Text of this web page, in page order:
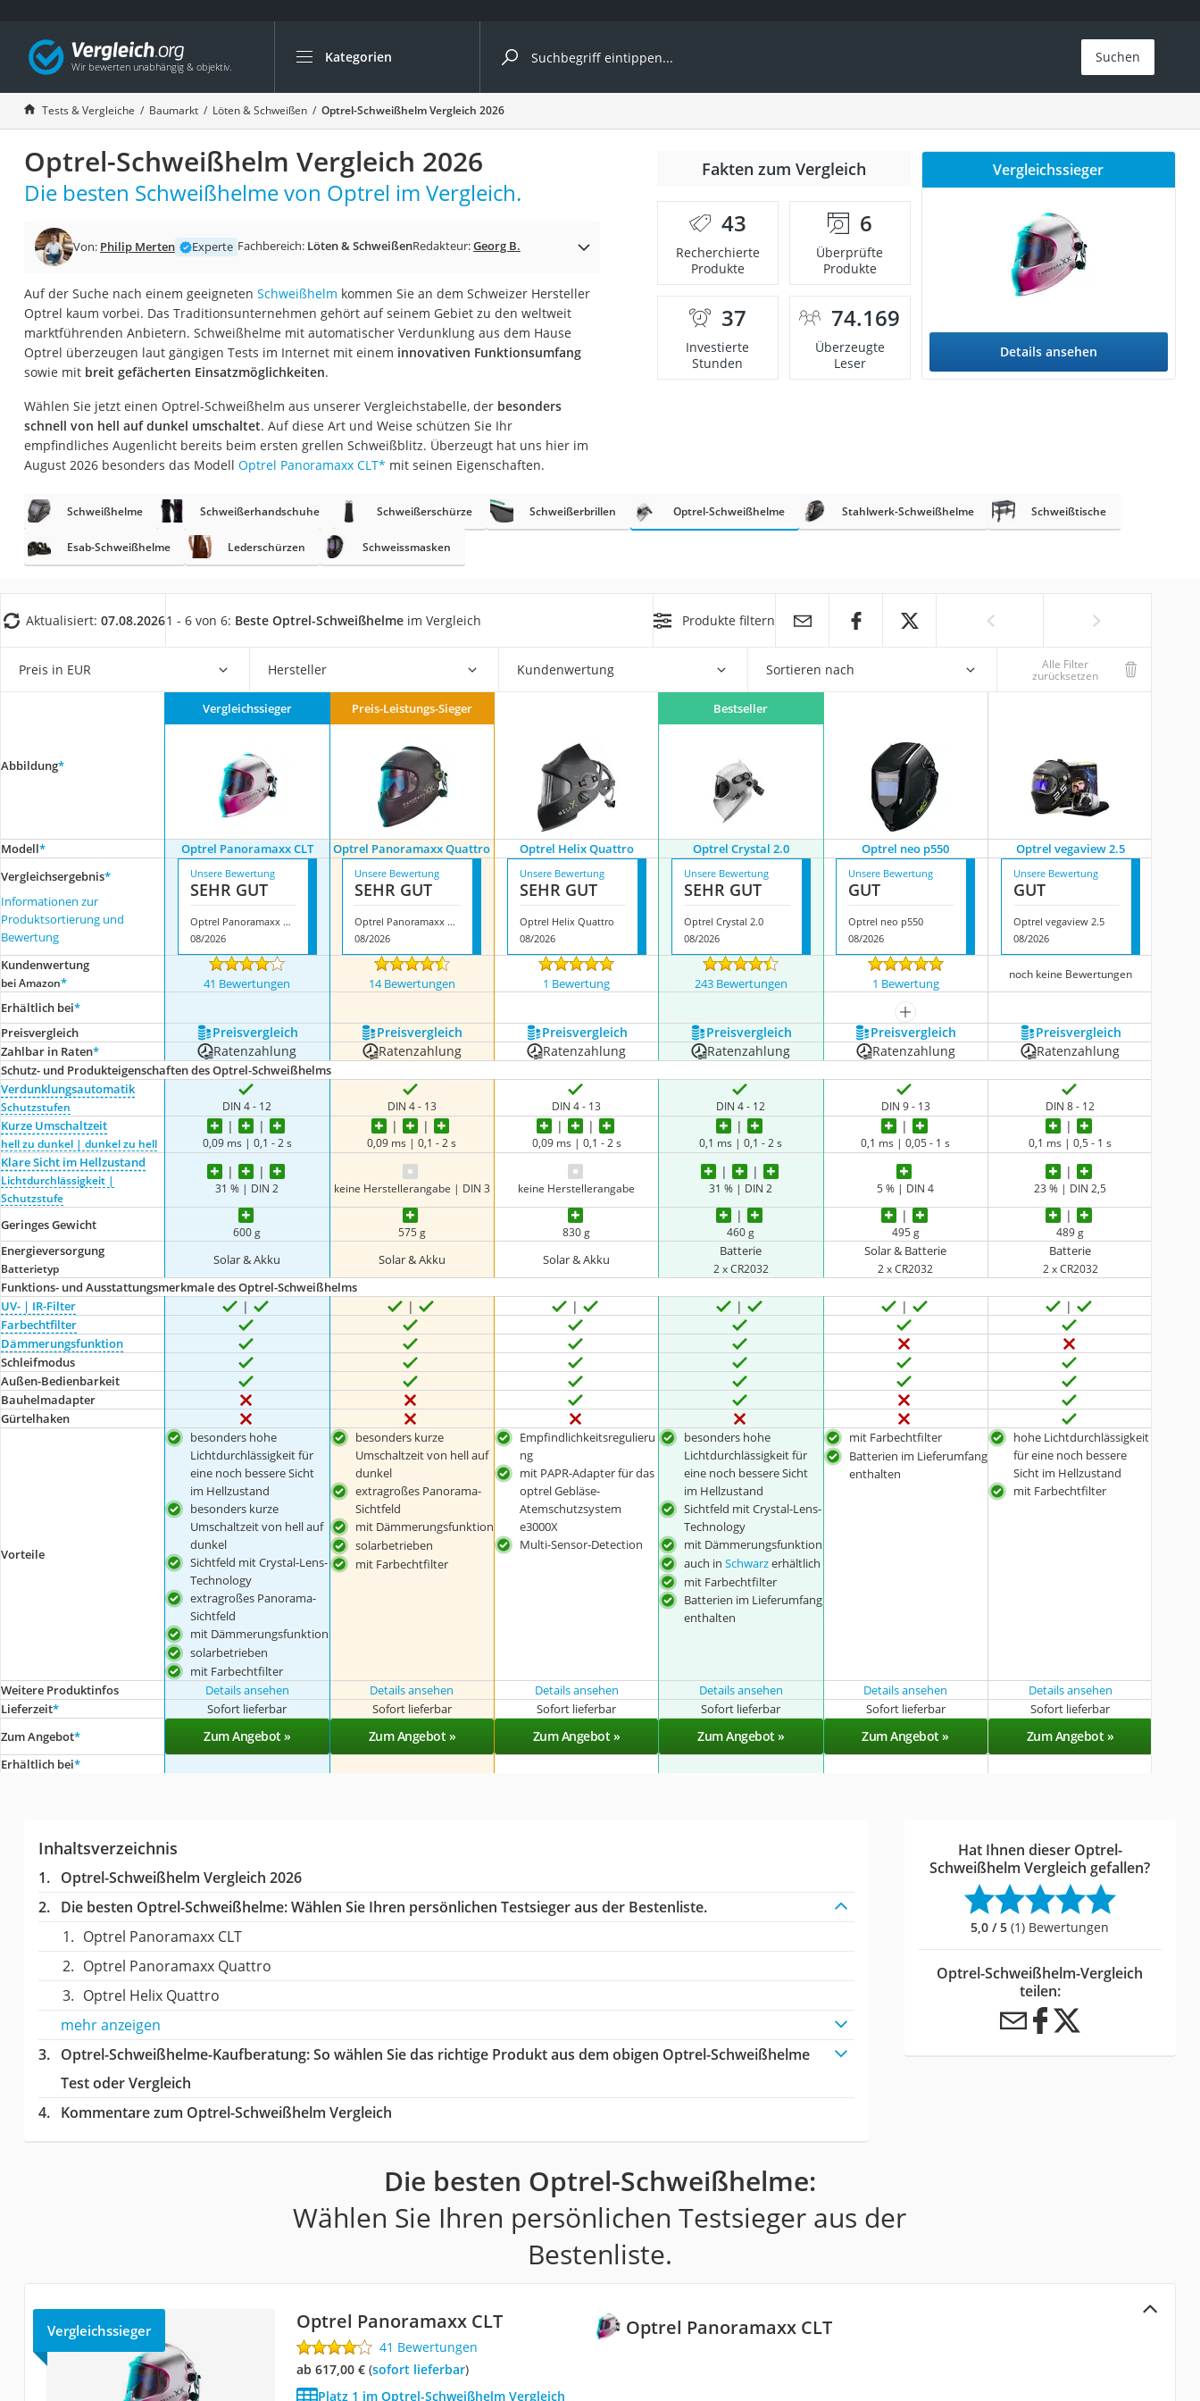
Kategorien
Die beliebtesten Vergleiche nach Kategorie
Baumarkt
Tresor feuerfest
Makita-Akku-Rasenmäher
Kappsäge
Smartes Türschloss
Akku-Rasentrimmer
Split-Klimaanlage 2 Innengeräte
Pelletofen
Bohrmaschine
Fliesenschneider
Hochdruckreiniger
Doppelschleifer
Überwachungskamera
Benzinrasenmäher mit Elektrostart
Akku-Laubsauger
Multimeter
Gasdurchlauferhitzer
Service
Suchen
Tests & Vergleiche Baumarkt Löten & Schweißen Optrel-Schweißhelm Vergleich 2026
Optrel-Schweißhelm Vergleich 2026
Die besten Schweißhelme von Optrel im Vergleich.
Von: Philip Merten Experte Fachbereich: Löten & SchweißenRedakteur:Georg B.
Auf der Suche nach einem geeigneten Schweißhelm kommen Sie an dem Schweizer Hersteller
Optrel kaum vorbei. Das Traditionsunternehmen gehört auf seinem Gebiet zu den weltweit
marktführenden Anbietern. Schweißhelme mit automatischer Verdunklung aus dem Hause
Optrel überzeugen laut gängigen Tests im Internet mit einem innovativen Funktionsumfang
sowie mit breit gefächerten Einsatzmöglichkeiten.
Wählen Sie jetzt einen Optrel-Schweißhelm aus unserer Vergleichstabelle, der besonders
schnell von hell auf dunkel umschaltet. Auf diese Art und Weise schützen Sie Ihr
empfindliches Augenlicht bereits beim ersten grellen Schweißblitz. Überzeugt hat uns hier im
August 2026 besonders das Modell Optrel Panoramaxx CLT* mit seinen Eigenschaften.
Fakten zum Vergleich
43
Recherchierte
Produkte
6
Überprüfte
Produkte
37
Investierte
Stunden
74.169
Überzeugte
Leser
Vergleichssieger
Details ansehen
Schweißhelme Schweißerhandschuhe Schweißerschürze Schweißerbrillen Optrel-Schweißhelme Stahlwerk-Schweißhelme Schweißtische
Esab-Schweißhelme Lederschürzen Schweissmasken
Aktualisiert: 07.08.20261 - 6 von 6: Beste Optrel-Schweißhelme im Vergleich Produkte filtern
Preis in EUR Hersteller Kundenwertung Sortieren nach Alle Filter
zurücksetzen
Abbildung*
Vergleichssieger Preis-Leistungs-Sieger Bestseller
Modell* Optrel Panoramaxx CLT Optrel Panoramaxx Quattro Optrel Helix Quattro Optrel Crystal 2.0 Optrel neo p550
Optrel vegaview 2.5
Vergleichsergebnis*
Informationen zur
Produktsortierung und
Bewertung
Unsere Bewertung
SEHR GUT
Optrel Panoramaxx CLT
08/2026
Unsere Bewertung
SEHR GUT
Optrel Panoramaxx Quattro
08/2026
Unsere Bewertung
SEHR GUT
Optrel Helix Quattro
08/2026
Unsere Bewertung
SEHR GUT
Optrel Crystal 2.0
08/2026
Unsere Bewertung
GUT
Optrel neo p550
08/2026
Unsere Bewertung
GUT
Optrel vegaview 2.5
08/2026
Kundenwertung
bei Amazon* 41 Bewertungen 14 Bewertungen 1 Bewertung 243 Bewertungen 1 Bewertung
noch keine Bewertungen
Erhältlich bei*
mehr anzeigen
Preis­vergleich
Preis­vergleich Preis­vergleich Preis­vergleich Preis­vergleich Preis­vergleich Preis­vergleich
Zahlbar in Raten* Ratenzahlung Ratenzahlung Ratenzahlung Ratenzahlung Ratenzahlung Ratenzahlung
Schutz- und Produkteigenschaften des Optrel-Schweißhelms
Verdunklungsautomatik
Schutzstufen DIN 4 - 12 DIN 4 - 13 DIN 4 - 13 DIN 4 - 12 DIN 9 - 13 DIN 8 - 12
Kurze Umschaltzeit
hell zu dunkel | dunkel zu hell 0,09 ms | 0,1 - 2 s 0,09 ms | 0,1 - 2 s 0,09 ms | 0,1 - 2 s 0,1 ms | 0,1 - 2 s 0,1 ms | 0,05 - 1 s 0,1 ms | 0,5 - 1 s
Klare Sicht im Hellzustand
Lichtdurchlässigkeit |
Schutzstufe
31 % | DIN 2 keine Herstellerangabe | DIN 3 keine Herstellerangabe 31 % | DIN 2 5 % | DIN 4 23 % | DIN 2,5
Geringes Gewicht 600 g 575 g 830 g 460 g 495 g 489 g
Energieversorgung
Batterietyp
Solar & Akku Solar & Akku Solar & Akku
Batterie
2 x CR2032
Solar & Batterie
2 x CR2032
Batterie
2 x CR2032
Funktions- und Ausstattungsmerkmale des Optrel-Schweißhelms
UV- | IR-Filter
Farbechtfilter
Dämmerungsfunktion
Schleifmodus
Außen-Bedienbarkeit
Bauhelmadapter
Gürtelhaken
Vorteile
besonders hohe
Lichtdurchlässigkeit für
eine noch bessere Sicht
im Hellzustand
besonders kurze
Umschaltzeit von hell auf
dunkel
Sichtfeld mit Crystal-Lens-
Technology
extragroßes Panorama-
Sichtfeld
mit Dämmerungsfunktion
solarbetrieben
mit Farbechtfilter
besonders kurze
Umschaltzeit von hell auf
dunkel
extragroßes Panorama-
Sichtfeld
mit Dämmerungsfunktion
solarbetrieben
mit Farbechtfilter
Empfindlichkeitsregulieru
ng
mit PAPR-Adapter für das
optrel Gebläse-
Atemschutzsystem
e3000X
Multi-Sensor-Detection
besonders hohe
Lichtdurchlässigkeit für
eine noch bessere Sicht
im Hellzustand
Sichtfeld mit Crystal-Lens-
Technology
mit Dämmerungsfunktion
auch inSchwarzerhältlich
mit Farbechtfilter
Batterien im Lieferumfang
enthalten
mit Farbechtfilter
Batterien im Lieferumfang
enthalten
hohe Lichtdurchlässigkeit
für eine noch bessere
Sicht im Hellzustand
mit Farbechtfilter
Weitere Produktinfos Details ansehen Details ansehen Details ansehen Details ansehen Details ansehen
Details ansehen
Lieferzeit* Sofort lieferbar Sofort lieferbar Sofort lieferbar Sofort lieferbar Sofort lieferbar
Sofort lieferbar
Zum Angebot* Zum Angebot » Zum Angebot » Zum Angebot » Zum Angebot » Zum Angebot » Zum Angebot »
Erhältlich bei*
Inhaltsverzeichnis
Optrel-Schweißhelm Vergleich 2026
Die besten Optrel-Schweißhelme:Wählen Sie Ihren persönlichen Testsieger aus der Bestenliste.
Optrel Panoramaxx CLT
Optrel Panoramaxx Quattro
Optrel Helix Quattro
mehr anzeigen
Optrel-Schweißhelme-Kaufberatung: So wählen Sie das richtige Produkt aus dem obigen Optrel-Schweißhelme
Test oder Vergleich
Kommentare zum Optrel-Schweißhelm Vergleich
Hat Ihnen dieser Optrel-
Schweißhelm Vergleich gefallen?
5,0 / 5 (1) Bewertungen
Optrel-Schweißhelm-Vergleich
teilen:
Die besten Optrel-Schweißhelme:
Wählen Sie Ihren persönlichen Testsieger aus der
Bestenliste.
Optrel Panoramaxx CLT
Vergleichssieger Optrel Panoramaxx CLT
41 Bewertungen
ab 617,00 €( Sofort lieferbar)
Platz 1 im Optrel-Schweißhelm Vergleich